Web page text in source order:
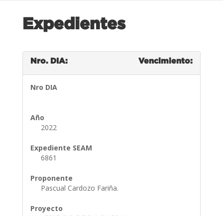
Expedientes
Nro. DIA: Vencimiento:
Nro DIA
Año
2022
Expediente SEAM
6861
Proponente
Pascual Cardozo Fariña.
Proyecto